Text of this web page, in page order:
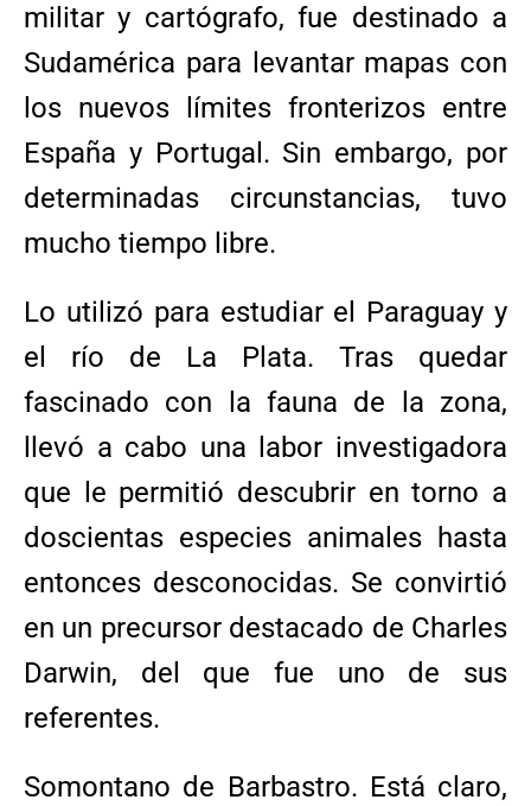
militar y cartógrafo, fue destinado a
Sudamérica para levantar mapas con
los nuevos límites fronterizos entre
España y Portugal. Sin embargo, por
determinadas circunstancias, tuvo
mucho tiempo libre.
Lo utilizó para estudiar el Paraguay y
el río de La Plata. Tras quedar
fascinado con la fauna de la zona,
llevó a cabo una labor investigadora
que le permitió descubrir en torno a
doscientas especies animales hasta
entonces desconocidas. Se convirtió
en un precursor destacado de Charles
Darwin, del que fue uno de sus
referentes.
Somontano de Barbastro. Está claro,